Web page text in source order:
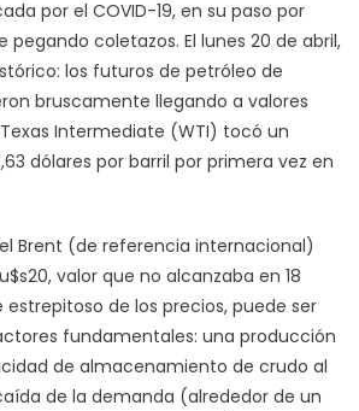
por el COVID-19, en su paso por
pegando coletazos. El lunes 20 de abril,
los futuros de petróleo de
bruscamente llegando a valores
Intermediate (WTI) tocó un
dólares por barril por primera vez en
Brent (de referencia internacional)
valor que no alcanzaba en 18
estrepitoso de los precios, puede ser
fundamentales: una producción
de almacenamiento de crudo al
de la demanda (alrededor de un